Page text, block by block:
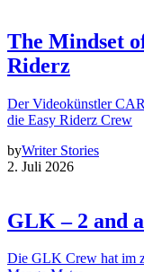
The Mindset
Riderz
Der Videokünstler
die Easy Riderz Crew
byWriter Stories
2. Juli 2026
GLK – 2 and
Die GLK Crew hat im